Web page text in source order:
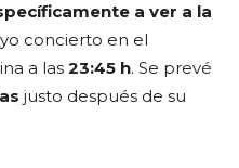
a ver a la
concierto en el
a las 23:45 h. Se prevé
justo después de su